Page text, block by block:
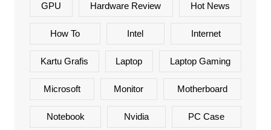
GPU Hardware Review Hot News
How To Intel Internet
Kartu Grafis Laptop Laptop Gaming
Microsoft Monitor Motherboard
Notebook Nvidia PC Case